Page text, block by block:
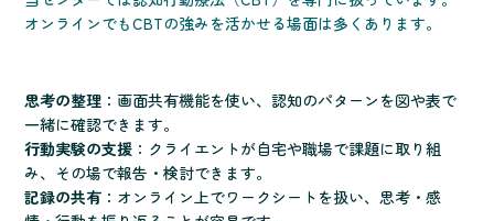
オンラインでもCBTの強みを活かせる場面は多くあります。
思考の整理 ：画面共有機能を使い、認知のパターンを図や表で
一緒に確認できます。
行動実験の支援 ：クライエントが自宅や職場で課題に取り組
み、その場で報告・検討できます。
記録の共有 ：オンライン上でワークシートを扱い、思考・感